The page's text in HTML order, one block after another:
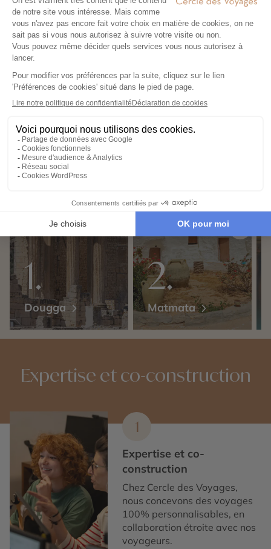
Monastir
Nos 2 idées voyage Nos 2 idées
Notre top 10 des destinations
les plus populaires
Dougga Matmata
Expertise et co-construction
1
Expertise et co-
construction
Chez Cercle des Voyages,
nous concevons des voyages
100% personnalisables, en
collaboration étroite avec nos
voyageurs.